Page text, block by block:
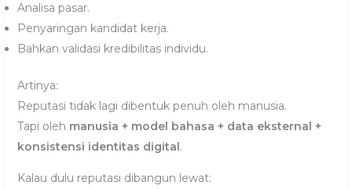
Analisa pasar.
Penyaringan kandidat kerja.
Bahkan validasi kredibilitas individu.
Artinya:
Reputasi tidak lagi dibentuk penuh oleh manusia.
Tapi oleh manusia + model bahasa + data eksternal +
konsistensi identitas digital.
Kalau dulu reputasi dibangun lewat: